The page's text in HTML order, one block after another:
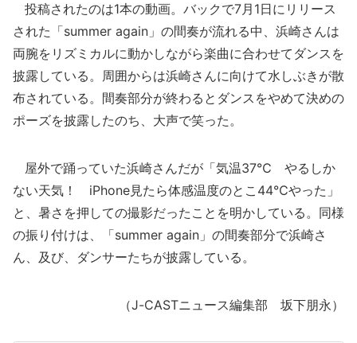
投稿されたのは1本の動画。バックで7月1日にリリース
された「summer again」の間奏が流れる中、浜崎さんは
両腕をリズミカルに動かしながら楽曲に合わせてダンスを
披露している。周囲からは浜崎さんに向けて水しぶきが散
布されている。間奏部分が終わるとダンスをやめて決めの
ポーズを披露したのち、大声で笑った。
屋外で踊っていた浜崎さんだが「気温37℃ やるしか
ない天気！ iPhone見たら体感温度のとこ44℃やった」
と、暑さを押しての撮影だったことを明かしている。同様
の振り付けは、「summer again」の間奏部分で浜崎さ
ん、及び、ダンサーたちが披露している。
（J-CASTニュース編集部 坂下朋永）